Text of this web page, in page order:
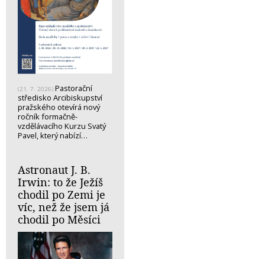
(21. 7. 2026) Pastorační
středisko Arcibiskupství
pražského otevírá nový
ročník formačně-
vzdělávacího Kurzu Svatý
Pavel, který nabízí…
Astronaut J. B.
Irwin: to že Ježíš
chodil po Zemi je
víc, než že jsem já
chodil po Měsíci